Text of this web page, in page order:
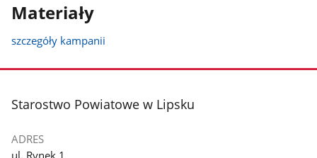
Materiały
szczegóły kampanii
stopka
Starostwo Powiatowe w Lipsku
ADRES
ul. Rynek 1